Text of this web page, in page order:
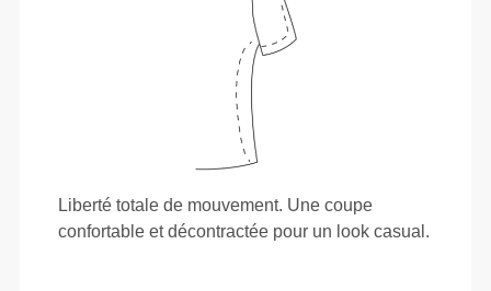
Liberté totale de mouvement. Une coupe
confortable et décontractée pour un look casual.